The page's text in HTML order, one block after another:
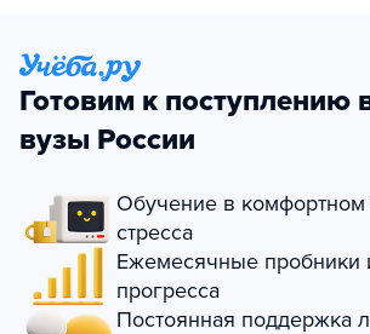
Готовим к поступлению
вузы России
Обучение в комфортном
стресса
Ежемесячные пробники
прогресса
Постоянная поддержка